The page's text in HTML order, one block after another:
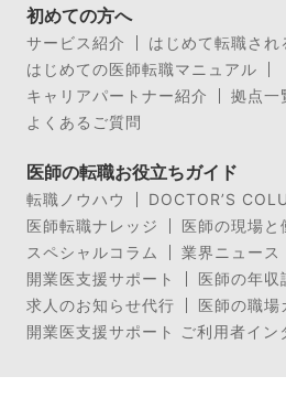
初めての方へ
サービス紹介
はじめて転職され
はじめての医師転職マニュアル
キャリアパートナー紹介
拠点一
よくあるご質問
医師の転職お役立ちガイド
転職ノウハウ
DOCTOR’S
医師転職ナレッジ
医師の現場と
スペシャルコラム
業界ニュース
開業医支援サポート
医師の年収
求人のお知らせ代行
医師の職場
開業医支援サポート ご利用者イン